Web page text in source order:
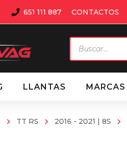
651 111 887 CONTACTOS
de
productos
LLANTAS MARCAS
TT RS 2016 - 2021 | 8S